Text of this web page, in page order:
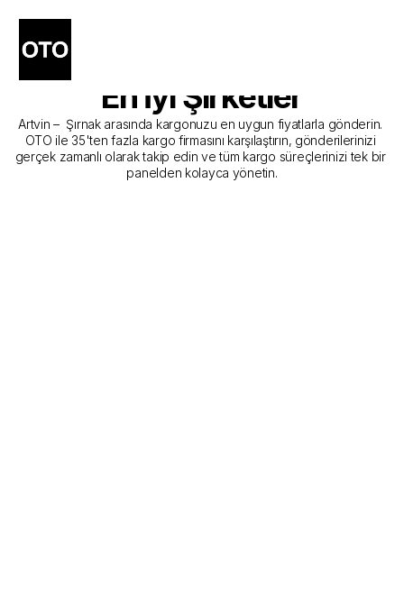
Artvin - Şırnak Kargo
Gönderim Hizmeti Sunan
En İyi Şirketler
Artvin –  Şırnak arasında kargonuzu en uygun fiyatlarla gönderin.
OTO ile 35'ten fazla kargo firmasını karşılaştırın, gönderilerinizi
gerçek zamanlı olarak takip edin ve tüm kargo süreçlerinizi tek bir
panelden kolayca yönetin.